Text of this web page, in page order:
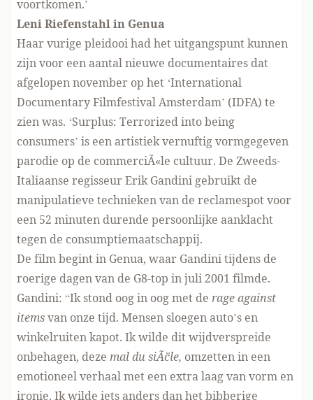
voortkomen.’
Leni Riefenstahl in Genua
Haar vurige pleidooi had het uitgangspunt kunnen
zijn voor een aantal nieuwe documentaires dat
afgelopen november op het ‘International
Documentary Filmfestival Amsterdam’ (IDFA) te
zien was. ‘Surplus: Terrorized into being
consumers’ is een artistiek vernuftig vormgegeven
parodie op de commerciÃ«le cultuur. De Zweeds-
Italiaanse regisseur Erik Gandini gebruikt de
manipulatieve technieken van de reclamespot voor
een 52 minuten durende persoonlijke aanklacht
tegen de consumptiemaatschappij.
De film begint in Genua, waar Gandini tijdens de
roerige dagen van de G8-top in juli 2001 filmde.
Gandini: “Ik stond oog in oog met de rage against
itemsvan onze tijd. Mensen sloegen auto’s en
winkelruiten kapot. Ik wilde dit wijdverspreide
onbehagen, deze mal du siÃ¨cle, omzetten in een
emotioneel verhaal met een extra laag van vorm en
ironie. Ik wilde iets anders dan het bibberige